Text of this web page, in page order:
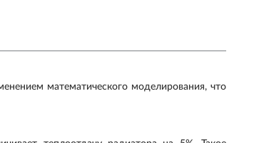
математического моделирования, что